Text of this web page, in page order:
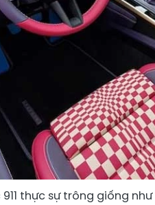
thực sự trông giống